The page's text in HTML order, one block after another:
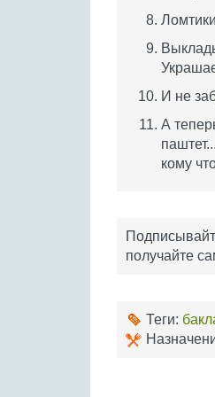
И не
А
кому
получайте
Теги: